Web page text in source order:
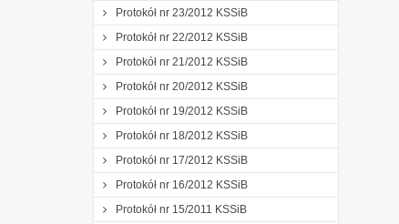
Protokół nr 23/2012 KSSiB
Protokół nr 22/2012 KSSiB
Protokół nr 21/2012 KSSiB
Protokół nr 20/2012 KSSiB
Protokół nr 19/2012 KSSiB
Protokół nr 18/2012 KSSiB
Protokół nr 17/2012 KSSiB
Protokół nr 16/2012 KSSiB
Protokół nr 15/2011 KSSiB